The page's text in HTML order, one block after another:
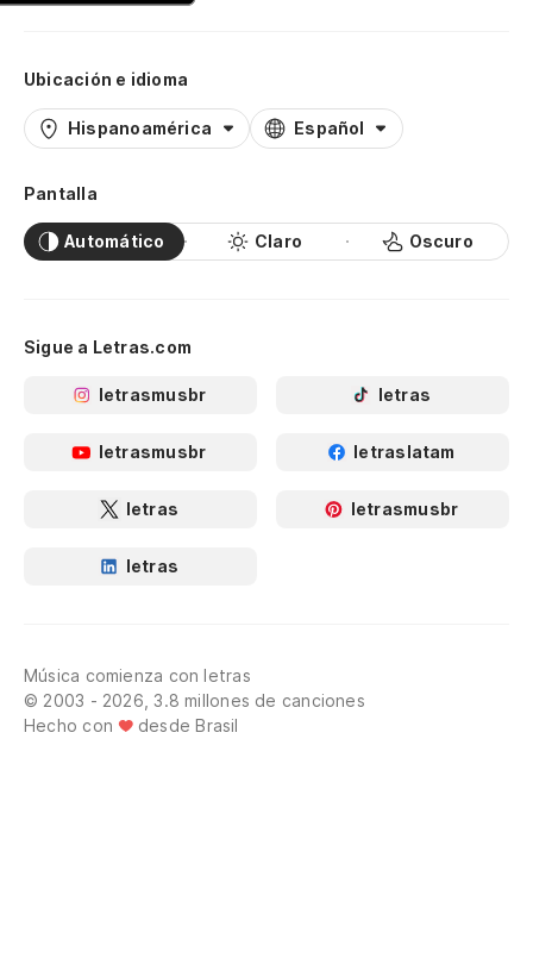
Ubicación e idioma
Hispanoamérica Español
Pantalla
Automático Claro Oscuro
Sigue a Letras.com
letrasmusbr letras
letrasmusbr letraslatam
letras letrasmusbr
letras
Música comienza con letras
© 2003 - 2026, 3.8 millones de canciones
Hecho con
desde Brasil